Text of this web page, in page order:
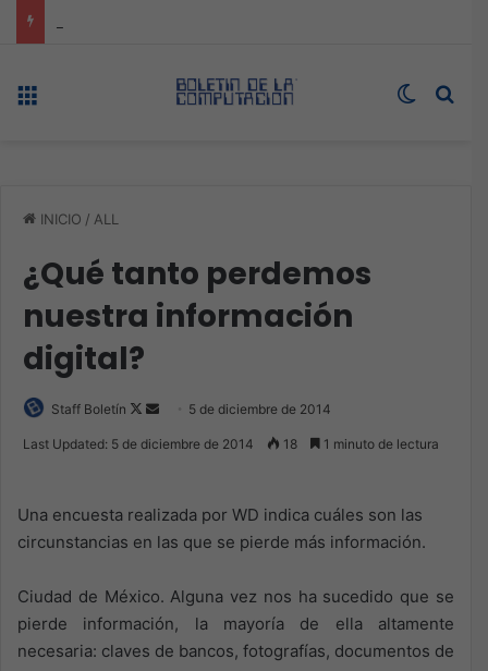
Switch
INICIO / ALL
¿Qué tanto perdemos
nuestra información
digital?
Staff Boletín
Follow
Send 5 de diciembre de 2014
Last Updated: 5 de diciembre de 2014 18 1 minuto de lectura
Una encuesta realizada por WD indica cuáles son las
circunstancias en las que se pierde más información.
Ciudad de México. Alguna vez nos ha sucedido que se
pierde información, la mayoría de ella altamente
necesaria: claves de bancos, fotografías, documentos de